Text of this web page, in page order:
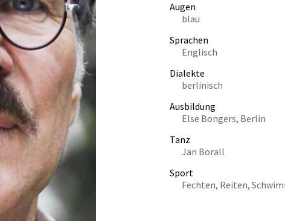
Augen
blau
Sprachen
Englisch
Dialekte
berlinisch
Ausbildung
Else Bongers, Berlin
Tanz
Jan Borall
Sport
Fechten, Reiten,